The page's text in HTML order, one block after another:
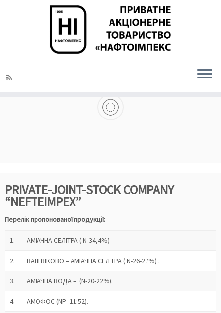
ОПТОВА ПРОДАЖА МІНЕРАЛЬНИХ ДОБРИВ
PRIVATE-JOINT-STOCK COMPANY
“NEFTEIMPEX”
Перелік пропонованої продукції:
1. АМІАЧНА СЕЛІТРА ( N-34,4%).
2. ВАПНЯКОВО – АМІАЧНА СЕЛІТРА ( N-26-27%) .
3. АМІАЧНА ВОДА – (N-20-22%).
4. АМОФОС (NP- 11:52).